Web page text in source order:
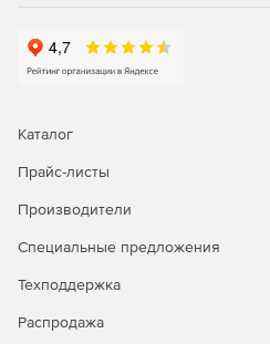
Каталог
Прайс-листы
Производители
Специальные предложения
Техподдержка
Распродажа